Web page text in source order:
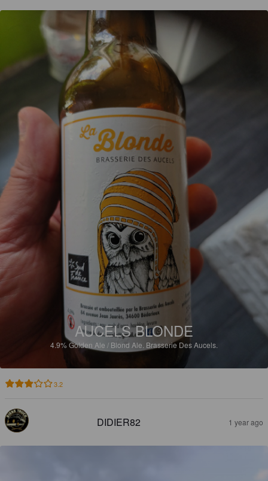
AUCELS BLONDE
4.9%Golden Ale / Blond Ale. Brasserie Des Aucels.
3.2
DIDIER82 1 year ago